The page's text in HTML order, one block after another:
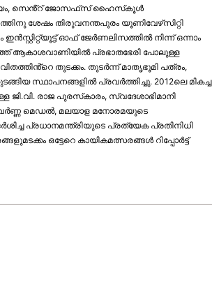
സെൻ്റ് ജോസഫ്‌സ് ഹൈസ്‌കൂള്‍
ശേഷം തിരുവനന്തപുരം യൂണിവേഴ്‌സിറ്റി
ഓഫ് ജേര്‍ണലിസത്തില്‍ നിന്ന് ഒന്നാം
ആകാശവാണിയില്‍ പ്രഭാതഭേരി പോലുള്ള
തുടക്കം. തുടര്‍ന്ന് മാതൃഭൂമി പത്രം,
സ്ഥാപനങ്ങളില്‍ പ്രവര്‍ത്തിച്ചു. 2012ലെ മികച്ച
രാജ പുരസ്‌കാരം, സ്വദേശാഭിമാനി
മെഡല്‍, മലയാള മനോരമയുടെ
പ്രധാനമന്ത്രിയുടെ പ്രത്യേക പ്രതിനിധി
ഒട്ടേറെ കായികമത്സരങ്ങള്‍ റിപ്പോര്‍ട്ട്